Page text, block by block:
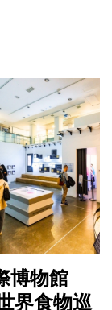
博物館
界食物巡